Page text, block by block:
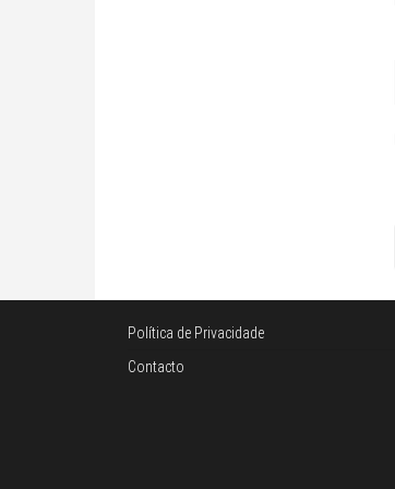
Política de Privacidade
Contacto